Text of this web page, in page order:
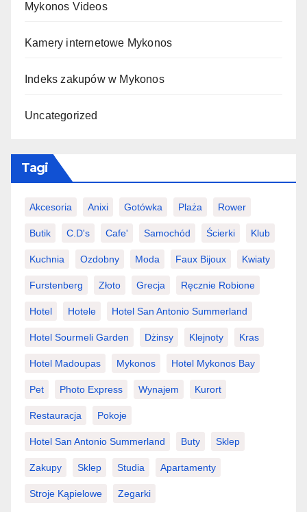
Mykonos Videos
Kamery internetowe Mykonos
Indeks zakupów w Mykonos
Uncategorized
Tagi
Akcesoria Anixi Gotówka Plaża Rower
Butik C.d's Cafe' Samochód Ścierki Klub
Kuchnia Ozdobny Moda Faux Bijoux Kwiaty
Furstenberg Złoto Grecja Ręcznie Robione
Hotel Hotele Hotel San Antonio Summerland
Hotel Sourmeli Garden Dżinsy Klejnoty Kras
Hotel Madoupas Mykonos Hotel Mykonos Bay
Pet Photo Express Wynajem Kurort
Restauracja Pokoje
Hotel San Antonio Summerland Buty Sklep
Zakupy Sklep Studia Apartamenty
Stroje Kąpielowe Zegarki